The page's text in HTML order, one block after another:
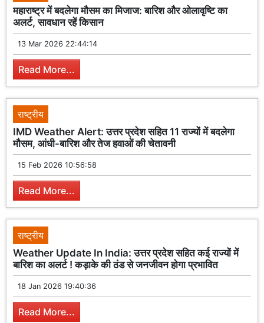
महाराष्ट्र में बदलेगा मौसम का मिजाज: बारिश और ओलावृष्टि का
अलर्ट, सावधान रहें किसान
13 Mar 2026 22:44:14
Read More...
राष्ट्रीय
IMD Weather Alert: उत्तर प्रदेश सहित 11 राज्यों में बदलेगा
मौसम, आंधी-बारिश और तेज हवाओं की चेतावनी
15 Feb 2026 10:56:58
Read More...
राष्ट्रीय
Weather Update In India: उत्तर प्रदेश सहित कई राज्यों में
बारिश का अलर्ट ! कड़ाके की ठंड से जनजीवन होगा प्रभावित
18 Jan 2026 19:40:36
Read More...